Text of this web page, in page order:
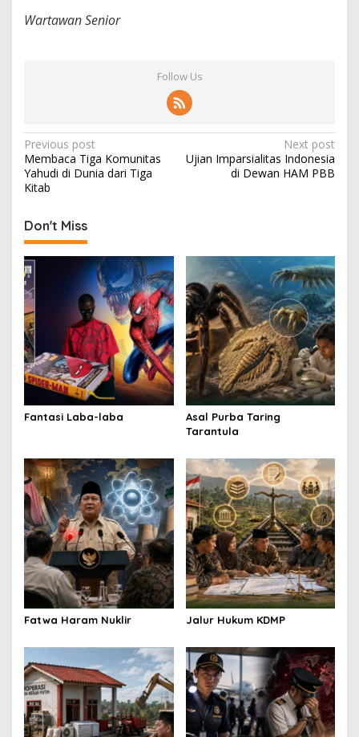
Wartawan Senior
Follow Us
P
o
s
t
n
a
v
i
g
a
t
o
Previous post
Membaca Tiga Komunitas
Yahudi di Dunia dari Tiga
Kitab
Next post
Ujian Imparsialitas Indonesia
di Dewan HAM PBB
Don't Miss
Fantasi Laba-laba
Asal Purba Taring
Tarantula
Fatwa Haram Nuklir Jalur Hukum KDMP